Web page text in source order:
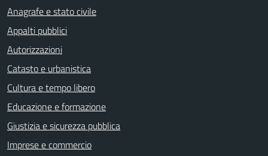
Anagrafe e stato civile
Appalti pubblici
Autorizzazioni
Catasto e urbanistica
Cultura e tempo libero
Educazione e formazione
Giustizia e sicurezza pubblica
Imprese e commercio